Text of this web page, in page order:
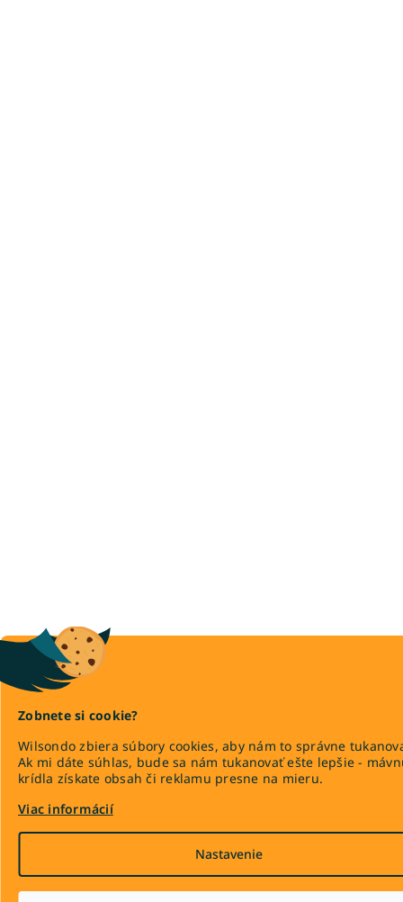
Zobnete si cookie?
Wilsondo zbiera súbory cookies, aby nám to správne
Ak mi dáte súhlas, bude sa nám tukanovať ešte lepšie -
krídla získate obsah či reklamu presne na mieru.
Viac informácií
Nastavenie